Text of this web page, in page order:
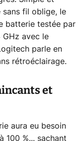
sans fil oblige, le
batterie testée par
GHz avec le
parle en
rétroéclairage.
et
aura eu besoin
100 %... sachant